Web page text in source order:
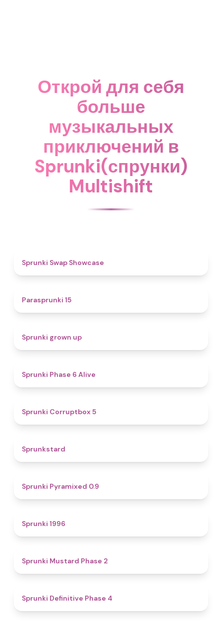
Открой для себя
больше
музыкальных
приключений в
Sprunki(спрунки)
Multishift
Sprunki Swap Showcase
Parasprunki 15
Sprunki grown up
Sprunki Phase 6 Alive
Sprunki Corruptbox 5
Sprunkstard
Sprunki Pyramixed 0.9
Sprunki 1996
Sprunki Mustard Phase 2
Sprunki Definitive Phase 4